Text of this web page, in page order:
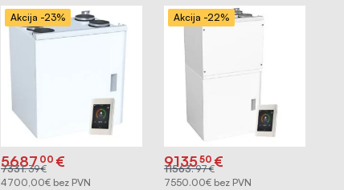
Akcija -23%
€
7331.39
Original
price
was:
€7331.39.
€
5687 00
Current
price
is:
€5687.00.
4700,00€ bez PVN
Akcija -22%
€
11563.97
Original
price
was:
€11563.97.
€
913550
Current
price
is:
€9135.50.
7550.00€ bez PVN